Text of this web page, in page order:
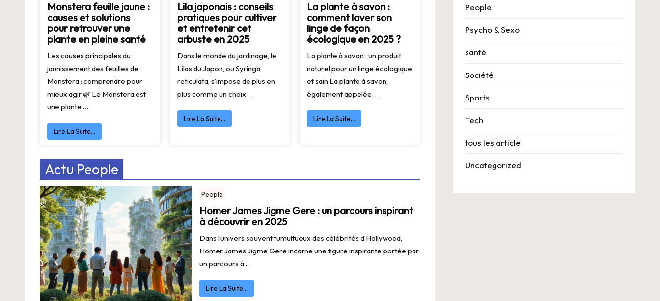
Monstera feuille jaune :
causes et solutions
pour retrouver une
plante en pleine santé
Les causes principales du
jaunissement des feuilles de
Monstera : comprendre pour
mieux agir 🌿 Le Monstera est
une plante …
Lire La Suite…
Lila japonais : conseils
pratiques pour cultiver
et entretenir cet
arbuste en 2025
Dans le monde du jardinage, le
Lilas du Japon, ou Syringa
reticulata, s’impose de plus en
plus comme un choix …
Lire La Suite…
La plante à savon :
comment laver son
linge de façon
écologique en 2025 ?
La plante à savon : un produit
naturel pour un linge écologique
et sain La plante à savon,
également appelée …
Lire La Suite…
Actu People
People
Homer James Jigme Gere : un parcours inspirant
à découvrir en 2025
Dans l’univers souvent tumultueux des célébrités d’Hollywood,
Homer James Jigme Gere incarne une figure inspirante portée par
un parcours à …
Lire La Suite…
People
Psycho & Sexo
santé
Société
Sports
Tech
tous les article
Uncategorized